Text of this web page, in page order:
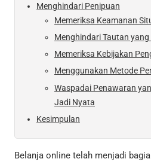
Menghindari Penipuan
Memeriksa Keamanan
Menghindari Tautan yang
Memeriksa Kebijakan
Menggunakan Metode
Waspadai Penawaran
Jadi Nyata
Kesimpulan
Belanja online telah menjadi